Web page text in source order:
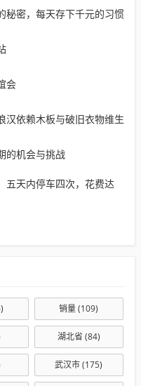
秘密，每天存下千元的习惯
会
汉依赖木板与破旧衣物维生
的机会与挑战
五天内停车四次，花费达
销量(109)
湖北省 (84)
武汉市(175)